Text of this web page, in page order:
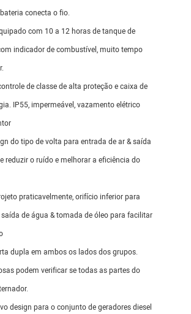
conecta o fio.
com 10 a 12 horas de tanque de
indicador de combustível, muito tempo
de classe de alta proteção e caixa de
IP55, impermeável, vazamento elétrico
do tipo de volta para entrada de ar & saída
reduzir o ruído e melhorar a eficiência do
praticavelmente, orifício inferior para
de água & tomada de óleo para facilitar
dupla em ambos os lados dos grupos.
podem verificar se todas as partes do
design para o conjunto de geradores diesel